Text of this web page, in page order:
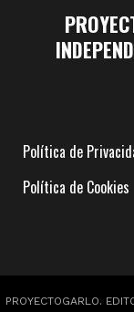
Política de
Política de Cookies
PROYECTOGARLO.